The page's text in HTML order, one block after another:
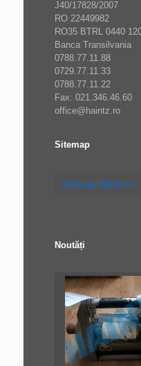
J40/17828/2007
RO 22449982
RO35 BTRL 0440
Banca Transilvania
0788.77.11.88
0729.77.11.33
0788.77.11.22
Fax: 021.346.46.60
office@haintz.ro
Sitemap
Sitemap Haintz.ro
Noutăți